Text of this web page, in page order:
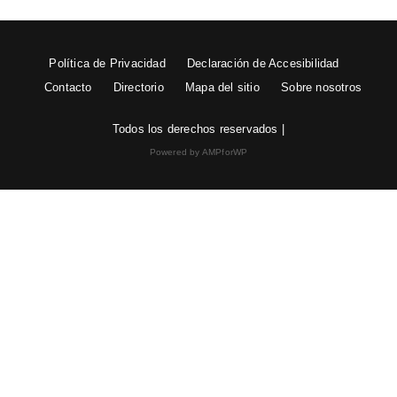
Política de Privacidad
Declaración de Accesibilidad
Contacto
Directorio Mapa del sitio Sobre nosotros
Todos los derechos reservados |
Powered by AMPforWP